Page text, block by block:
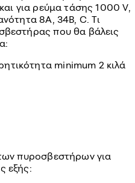
για ρεύμα τάσης 1000 V,
8Α, 34Β, C. Τι
που θα βάλεις
minimum 2 κιλά
πυροσβεστήρων για
εξής: